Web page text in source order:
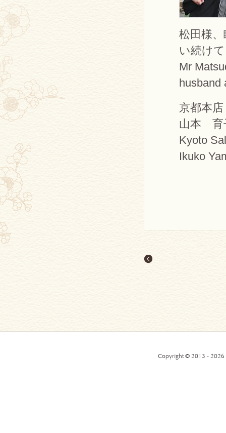
松田様
い続け
Mr
husband
京都本
山本 育
Kyoto
Ikuko
Copyright © 2013 - 2026